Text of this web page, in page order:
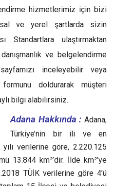
hizmetlerimiz için bizi
ve yerel şartlarda sizin
Standartlara ulaştırmaktan
ve belgelendirme
inceleyebilir veya
doldurarak müşteri
bilgi alabilirsiniz.
Adana Hakkında : Adana,
Türkiye’nin bir ili ve en
verilerine göre, 2.220.125
13.844 km²’dir. İlde km²’ye
TÜİK verilerine göre 4’ü